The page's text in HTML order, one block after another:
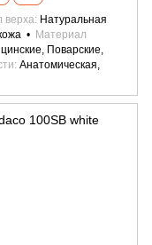
верха Натуральная
Материал
Поварские,
Анатомическая,